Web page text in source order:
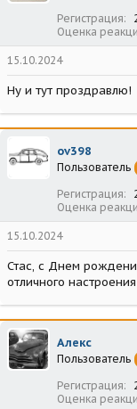
Регистрация
Оценка
15.10.2024
Ну и тут проздравлю!
ov398
Пользователь
Регистрация
Оценка
15.10.2024
Стас, с Днем
отличного
Алекс
Пользователь
Регистрация
Оценка